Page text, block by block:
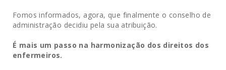
Fomos informados, agora, que finalmente o conselho de
administração decidiu pela sua atribuição.
É mais um passo na harmonização dos direitos dos
enfermeiros.